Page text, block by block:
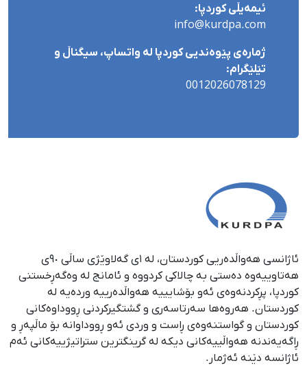
ئیمەیڵی کوردپا:
info@kurdpa.com
ژمارەی پێوەندیی کوردپا لە واتساپ، سیگناڵ و
تێلێگرام:
0012026078129
ئاژانسی هەواڵدەریی کوردستان، لە ١ی گەلاوێژی ساڵی ٩٠ی
هەتاوییەوە دەستی بە چالاکی کردووە و ئامانج لە وەگەڕخستنی
كوردپا، پڕكردنەوەی ئەو بۆشایییە هەواڵدەرییە وردەیە لە
كوردستان. هەروەها سەرتاسەری و گشتگیركردنی ڕووداوەكانی
كوردستان و گواستنەوەی ڕاست و وردی ئەو ڕووداوانە بۆ ماڵپەڕ و
ڕاگەیەندنە هەواڵییەكانی دیكە لە گرینگترین ستراتیژییەكانی ئەم
ئاژانسە دێنە ئەژمار.